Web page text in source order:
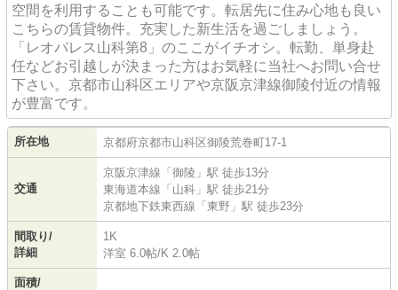
空間を利用することも可能です。転居先に住み心地も良い
こちらの賃貸物件。充実した新生活を過ごしましょう。
「レオパレス山科第8」のここがイチオシ。転勤、単身赴
任などお引越しが決まった方はお気軽に当社へお問い合せ
下さい。京都市山科区エリアや京阪京津線御陵付近の情報
が豊富です。
所在地 京都府京都市山科区御陵荒巻町17-1
交通
京阪京津線 「 御陵 」駅 徒歩13分
東海道本線 「 山科 」駅 徒歩21分
京都地下鉄東西線 「 東野 」駅 徒歩23分
間取り/
詳細
1K
洋室 6.0帖/K 2.0帖
面積/